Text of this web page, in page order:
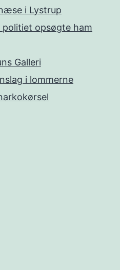
i Lystrup
politiet opsøgte ham
Galleri
i lommerne